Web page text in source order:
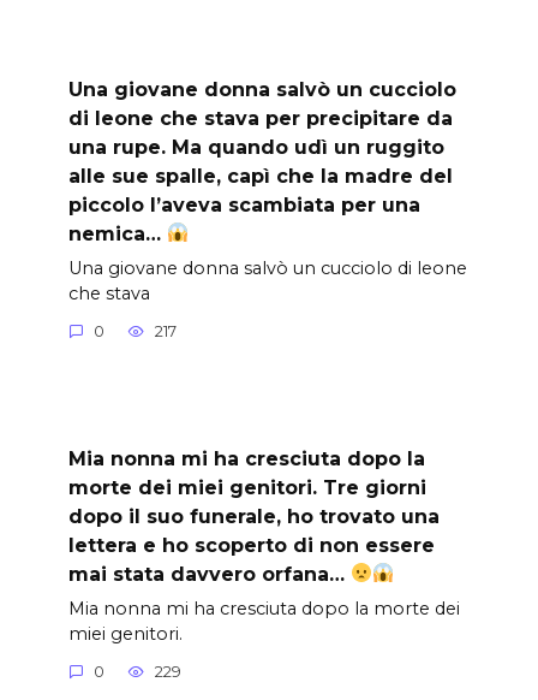
Una giovane donna salvò un cucciolo
di leone che stava per precipitare da
una rupe. Ma quando udì un ruggito
alle sue spalle, capì che la madre del
piccolo l’aveva scambiata per una
nemica…
Una giovane donna salvò un cucciolo di leone
che stava
0 217
Mia nonna mi ha cresciuta dopo la
morte dei miei genitori. Tre giorni
dopo il suo funerale, ho trovato una
lettera e ho scoperto di non essere
mai stata davvero orfana…
Mia nonna mi ha cresciuta dopo la morte dei
miei genitori.
0 229